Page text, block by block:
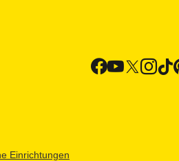
Einrichtungen